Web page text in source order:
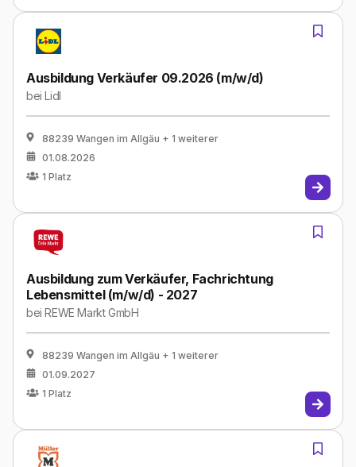
Ausbildung Verkäufer 09.2026 (m/w/d)
beiLidl
88239 Wangen im Allgäu + 1 weiterer
01.08.2026
1 Platz
Ausbildung zum Verkäufer, Fachrichtung
Lebensmittel (m/w/d) - 2027
beiREWE Markt GmbH
88239 Wangen im Allgäu + 1 weiterer
01.09.2027
1 Platz